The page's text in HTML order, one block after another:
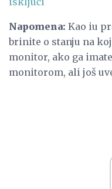
Napomena: Kao iu
brinite o stanju na
monitor, ako ga
monitorom, ali još